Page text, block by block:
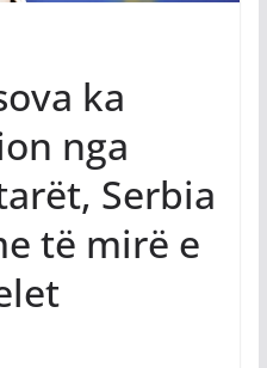
ka
nga
Serbia
të mirë e